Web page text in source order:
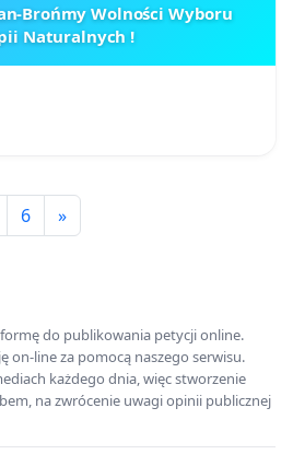
Brońmy Wolności Wyboru
Naturalnych !
6 »
do publikowania petycji online.
on-line za pomocą naszego serwisu.
każdego dnia, więc stworzenie
na zwrócenie uwagi opinii publicznej